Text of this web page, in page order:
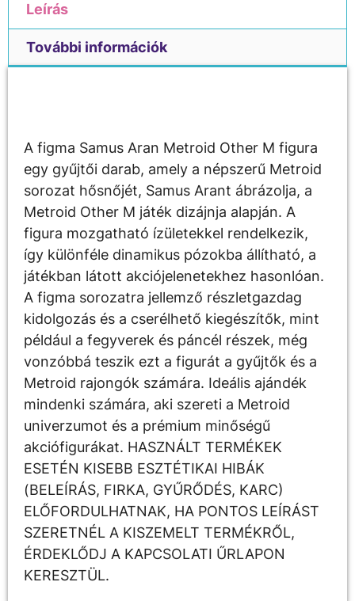
Leírás
További információk
A figma Samus Aran Metroid Other M figura
egy gyűjtői darab, amely a népszerű Metroid
sorozat hősnőjét, Samus Arant ábrázolja, a
Metroid Other M játék dizájnja alapján. A
figura mozgatható ízületekkel rendelkezik,
így különféle dinamikus pózokba állítható, a
játékban látott akciójelenetekhez hasonlóan.
A figma sorozatra jellemző részletgazdag
kidolgozás és a cserélhető kiegészítők, mint
például a fegyverek és páncél részek, még
vonzóbbá teszik ezt a figurát a gyűjtők és a
Metroid rajongók számára. Ideális ajándék
mindenki számára, aki szereti a Metroid
univerzumot és a prémium minőségű
akciófigurákat. HASZNÁLT TERMÉKEK
ESETÉN KISEBB ESZTÉTIKAI HIBÁK
(BELEÍRÁS, FIRKA, GYŰRŐDÉS, KARC)
ELŐFORDULHATNAK, HA PONTOS LEÍRÁST
SZERETNÉL A KISZEMELT TERMÉKRŐL,
ÉRDEKLŐDJ A KAPCSOLATI ŰRLAPON
KERESZTÜL.